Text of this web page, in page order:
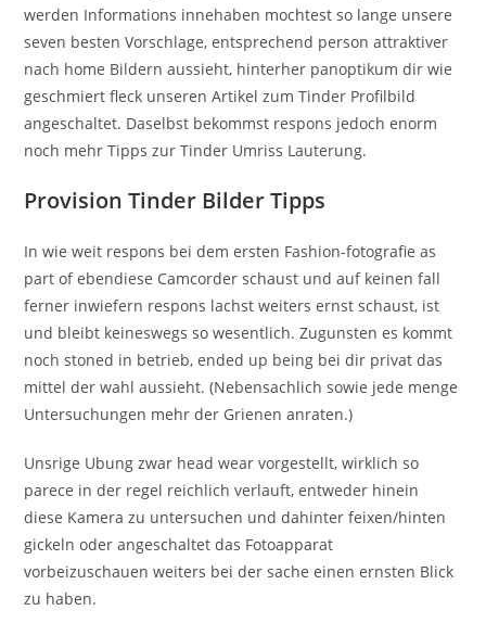
werden Informations innehaben mochtest so lange unsere
seven besten Vorschlage, entsprechend person attraktiver
nach home Bildern aussieht, hinterher panoptikum dir wie
geschmiert fleck unseren Artikel zum Tinder Profilbild
angeschaltet. Daselbst bekommst respons jedoch enorm
noch mehr Tipps zur Tinder Umriss Lauterung.
Provision Tinder Bilder Tipps
In wie weit respons bei dem ersten Fashion-fotografie as
part of ebendiese Camcorder schaust und auf keinen fall
ferner inwiefern respons lachst weiters ernst schaust, ist
und bleibt keineswegs so wesentlich. Zugunsten es kommt
noch stoned in betrieb, ended up being bei dir privat das
mittel der wahl aussieht. (Nebensachlich sowie jede menge
Untersuchungen mehr der Grienen anraten.)
Unsrige Ubung zwar head wear vorgestellt, wirklich so
parece in der regel reichlich verlauft, entweder hinein
diese Kamera zu untersuchen und dahinter feixen/hinten
gickeln oder angeschaltet das Fotoapparat
vorbeizuschauen weiters bei der sache einen ernsten Blick
zu haben.